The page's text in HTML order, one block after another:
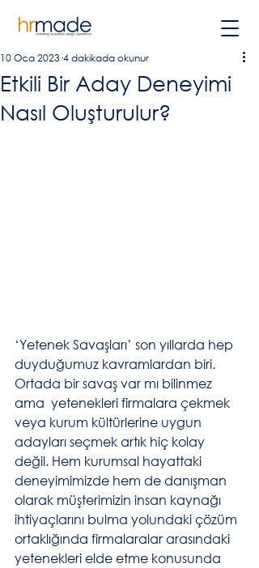
Etkili Bir Aday Deneyimi
Nasıl Oluşturulur?
10 Oca 2023 4 dakikada okunur
‘Yetenek Savaşları’ son yıllarda hep
duyduğumuz kavramlardan biri.
Ortada bir savaş var mı bilinmez
ama  yetenekleri firmalara çekmek
veya kurum kültürlerine uygun
adayları seçmek artık hiç kolay
değil. Hem kurumsal hayattaki
deneyimimizde hem de danışman
olarak müşterimizin insan kaynağı
ihtiyaçlarını bulma yolundaki çözüm
ortaklığında firmalaralar arasındaki
yetenekleri elde etme konusunda